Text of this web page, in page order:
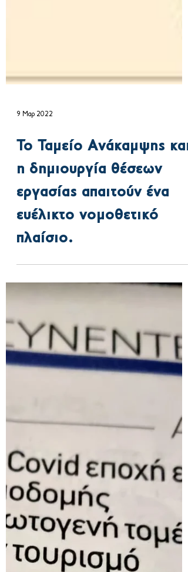
9 Μαρ 2022
Το Ταμείο Ανάκαμψης και
η δημιουργία θέσεων
εργασίας απαιτούν ένα
ευέλικτο νομοθετικό
πλαίσιο.